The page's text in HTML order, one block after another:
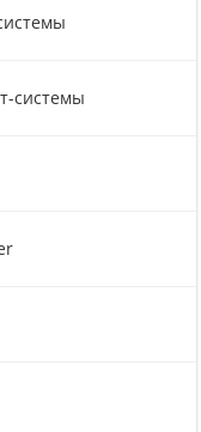
системы